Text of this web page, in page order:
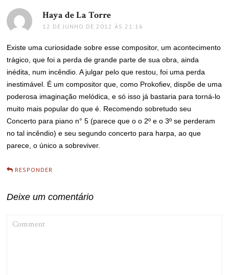
Haya de La Torre
12 DE JUNHO DE 2012 ÀS 21:16
Existe uma curiosidade sobre esse compositor, um acontecimento
trágico, que foi a perda de grande parte de sua obra, ainda
inédita, num incêndio. A julgar pelo que restou, foi uma perda
inestimável. É um compositor que, como Prokofiev, dispõe de uma
poderosa imaginação melódica, e só isso já bastaria para torná-lo
muito mais popular do que é. Recomendo sobretudo seu
Concerto para piano n° 5 (parece que o o 2º e o 3º se perderam
no tal incêndio) e seu segundo concerto para harpa, ao que
parece, o único a sobreviver.
RESPONDER
Deixe um comentário